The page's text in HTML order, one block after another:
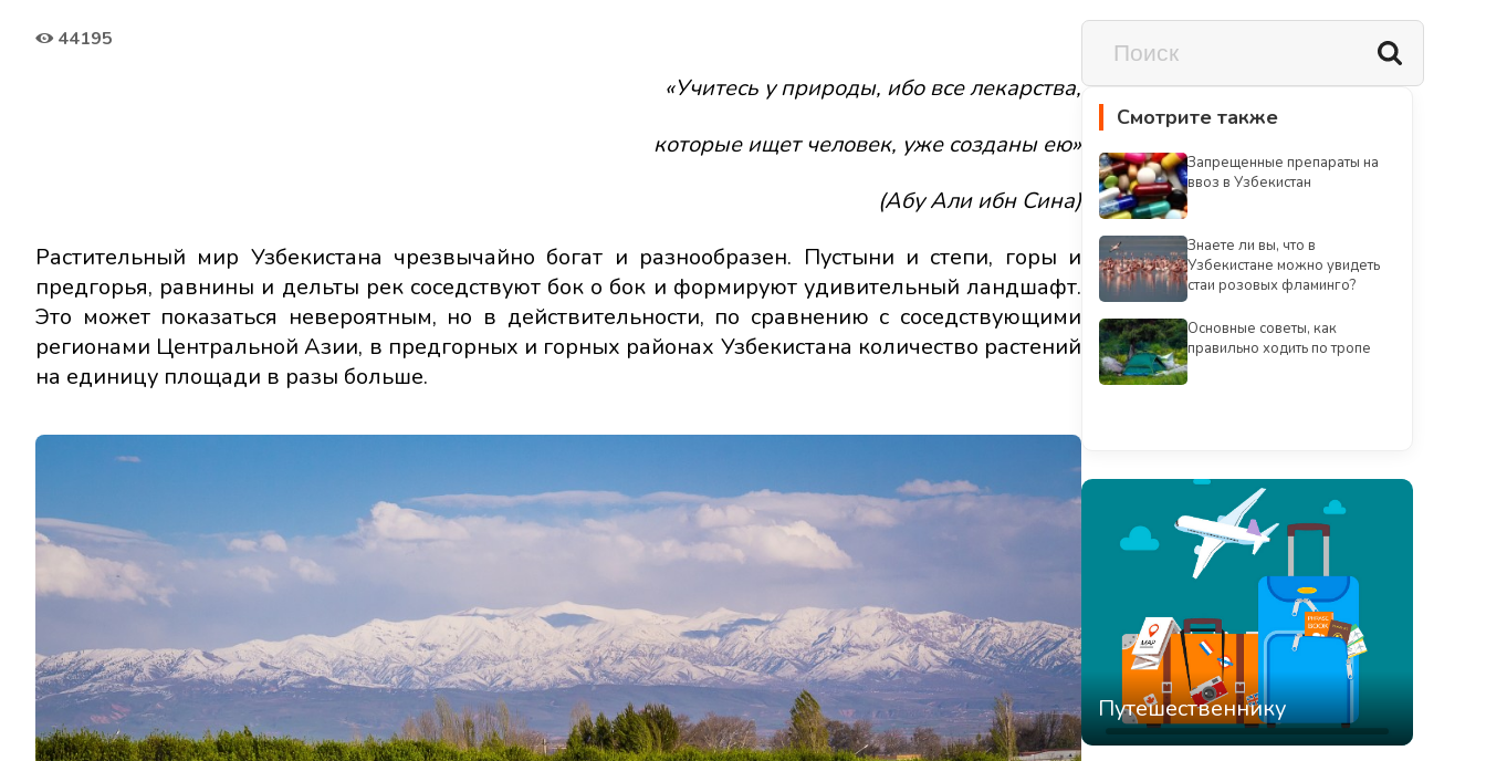
44195
«Учитесь у природы, ибо все лекарства,
которые ищет человек, уже созданы ею»
(Абу Али ибн Сина)
Растительный мир Узбекистана чрезвычайно богат и разнообразен. Пустыни и степи, горы и
предгорья, равнины и дельты рек соседствуют бок о бок и формируют удивительный ландшафт.
Это может показаться невероятным, но в действительности, по сравнению с соседствующими
регионами Центральной Азии, в предгорных и горных районах Узбекистана количество растений
на единицу площади в разы больше.
Смотрите также
Запрещенные препараты на
ввоз в Узбекистан
Знаете ли вы, что в
Узбекистане можно увидеть
стаи розовых фламинго?
Oсновные советы, как
правильно ходить по тропе
Путешественнику